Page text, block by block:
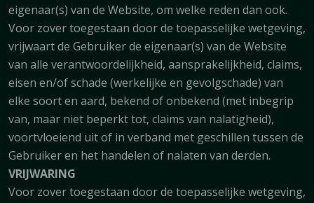
eigenaar(s) van de Website, om welke reden dan ook.
Voor zover toegestaan door de toepasselijke wetgeving,
vrijwaart de Gebruiker de eigenaar(s) van de Website
van alle verantwoordelijkheid, aansprakelijkheid, claims,
eisen en/of schade (werkelijke en gevolgschade) van
elke soort en aard, bekend of onbekend (met inbegrip
van, maar niet beperkt tot, claims van nalatigheid),
voortvloeiend uit of in verband met geschillen tussen de
Gebruiker en het handelen of nalaten van derden.
VRIJWARING
Voor zover toegestaan door de toepasselijke wetgeving,